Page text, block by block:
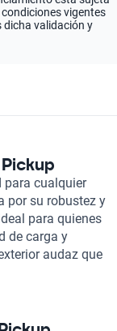
vigentes
validación y
para cualquier
por su robustez y
para quienes
de carga y
audaz que
en el interior, los
un